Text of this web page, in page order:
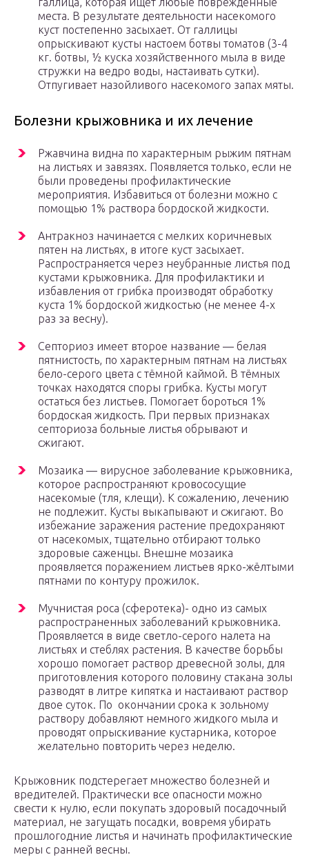
места. В результате деятельности насекомого
куст постепенно засыхает. От галлицы
опрыскивают кусты настоем ботвы томатов (3-4
кг. ботвы, ½ куска хозяйственного мыла в виде
стружки на ведро воды, настаивать сутки).
Отпугивает назойливого насекомого запах мяты.
Болезни крыжовника и их лечение
Ржавчина видна по характерным рыжим пятнам
на листьях и завязях. Появляется только, если не
были проведены профилактические
мероприятия. Избавиться от болезни можно с
помощью 1% раствора бордоской жидкости.
Антракноз начинается с мелких коричневых
пятен на листьях, в итоге куст засыхает.
Распространяется через неубранные листья под
кустами крыжовника. Для профилактики и
избавления от грибка производят обработку
куста 1% бордоской жидкостью (не менее 4-х
раз за весну).
Септориоз имеет второе название — белая
пятнистость, по характерным пятнам на листьях
бело-серого цвета с тёмной каймой. В тёмных
точках находятся споры грибка. Кусты могут
остаться без листьев. Помогает бороться 1%
бордоская жидкость. При первых признаках
септориоза больные листья обрывают и
сжигают.
Мозаика — вирусное заболевание крыжовника,
которое распространяют кровососущие
насекомые (тля, клещи). К сожалению, лечению
не подлежит. Кусты выкапывают и сжигают. Во
избежание заражения растение предохраняют
от насекомых, тщательно отбирают только
здоровые саженцы. Внешне мозаика
проявляется поражением листьев ярко-жёлтыми
пятнами по контуру прожилок.
Мучнистая роса (сферотека)- одно из самых
распространенных заболеваний крыжовника.
Проявляется в виде светло-серого налета на
листьях и стеблях растения. В качестве борьбы
хорошо помогает раствор древесной золы, для
приготовления которого половину стакана золы
разводят в литре кипятка и настаивают раствор
двое суток. По окончании срока к зольному
раствору добавляют немного жидкого мыла и
проводят опрыскивание кустарника, которое
желательно повторить через неделю.
Крыжовник подстерегает множество болезней и
вредителей. Практически все опасности можно
свести к нулю, если покупать здоровый посадочный
материал, не загущать посадки, вовремя убирать
прошлогодние листья и начинать профилактические
меры с ранней весны.